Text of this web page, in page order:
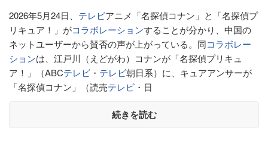
2026年5月24日、 テレビアニメ「名探偵コナン」と「名探偵プ
リキュア！」がコラボレーションすることが分かり、中国の
ネットユーザーから賛否の声が上がっている。同コラボレー
ションは、江戸川（えどがわ）コナンが「名探偵プリキュ
ア！」（ABCテレビ ・ テレビ朝日系）に、キュアアンサーが
「名探偵コナン」（読売テレビ ・日
続きを読む